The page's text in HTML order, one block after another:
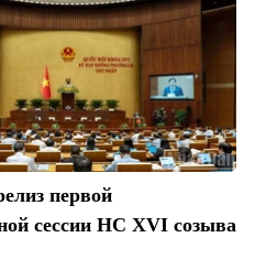
первой
сессии НС XVI созыва